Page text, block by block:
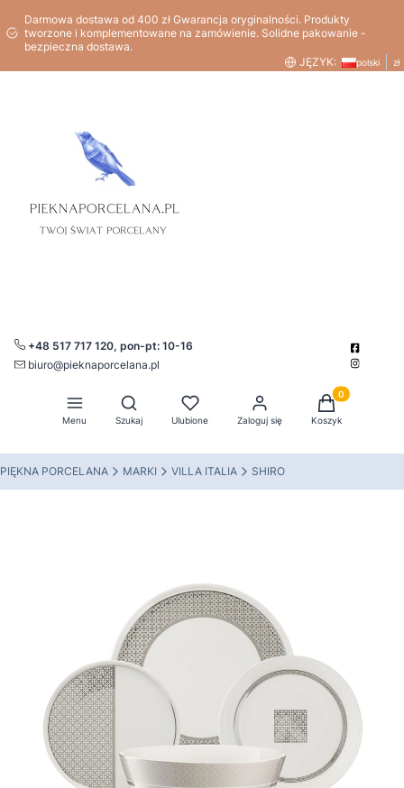
Darmowa dostawa od 400 zł Gwarancja oryginalności. Produkty
tworzone i komplementowane na zamówienie. Solidne pakowanie -
bezpieczna dostawa.
JĘZYK:
polski zł
+48 517 717 120, pon-pt: 10-16
biuro@pieknaporcelana.pl
Menu
Otwórz wyszukiwarkę
Szukaj Ulubione Zaloguj się
Produkty w
Koszyk
PIĘKNA PORCELANA MARKI VILLA ITALIA SHIRO